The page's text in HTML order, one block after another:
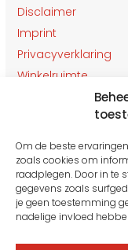
Om de beste
zoals cookies om
raadplegen. Door in te
gegevens zoals
je geen toestemming
nadelige invloed
Disclaimer
Imprint
Privacyverklaring
Winkelruimte
Klantenservice
Gesloten van 27 t/
Maandag: 10:00 tot
Dinsdag: 10:00